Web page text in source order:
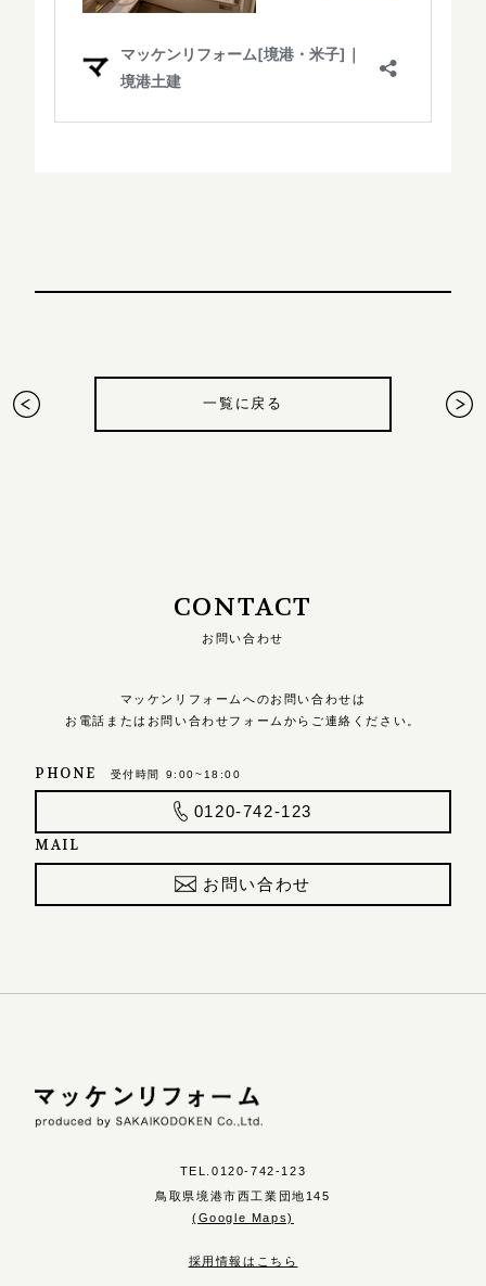
一覧に戻る
CONTACT
お問い合わせ
マッケンリフォームへのお問い合わせは
お電話またはお問い合わせフォームからご連絡ください。
PHONE 受付時間 9:00~18:00
0120-742-123
MAIL
お問い合わせ
TEL.0120-742-123
鳥取県境港市西工業団地145
(Google Maps)
採用情報はこちら